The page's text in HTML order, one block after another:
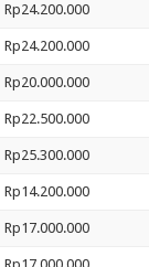
Rp24.200.000
Rp24.200.000
Rp20.000.000
Rp22.500.000
Rp25.300.000
Rp14.200.000
Rp17.000.000